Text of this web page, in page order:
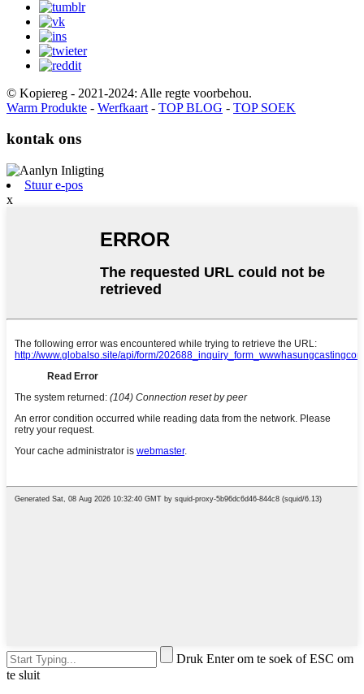
© Kopiereg - 2021-2024: Alle regte voorbehou.
Warm Produkte - Werfkaart - TOP BLOG - TOP SOEK
kontak ons
Stuur e-pos
x
Druk Enter om te soek of ESC om
te sluit